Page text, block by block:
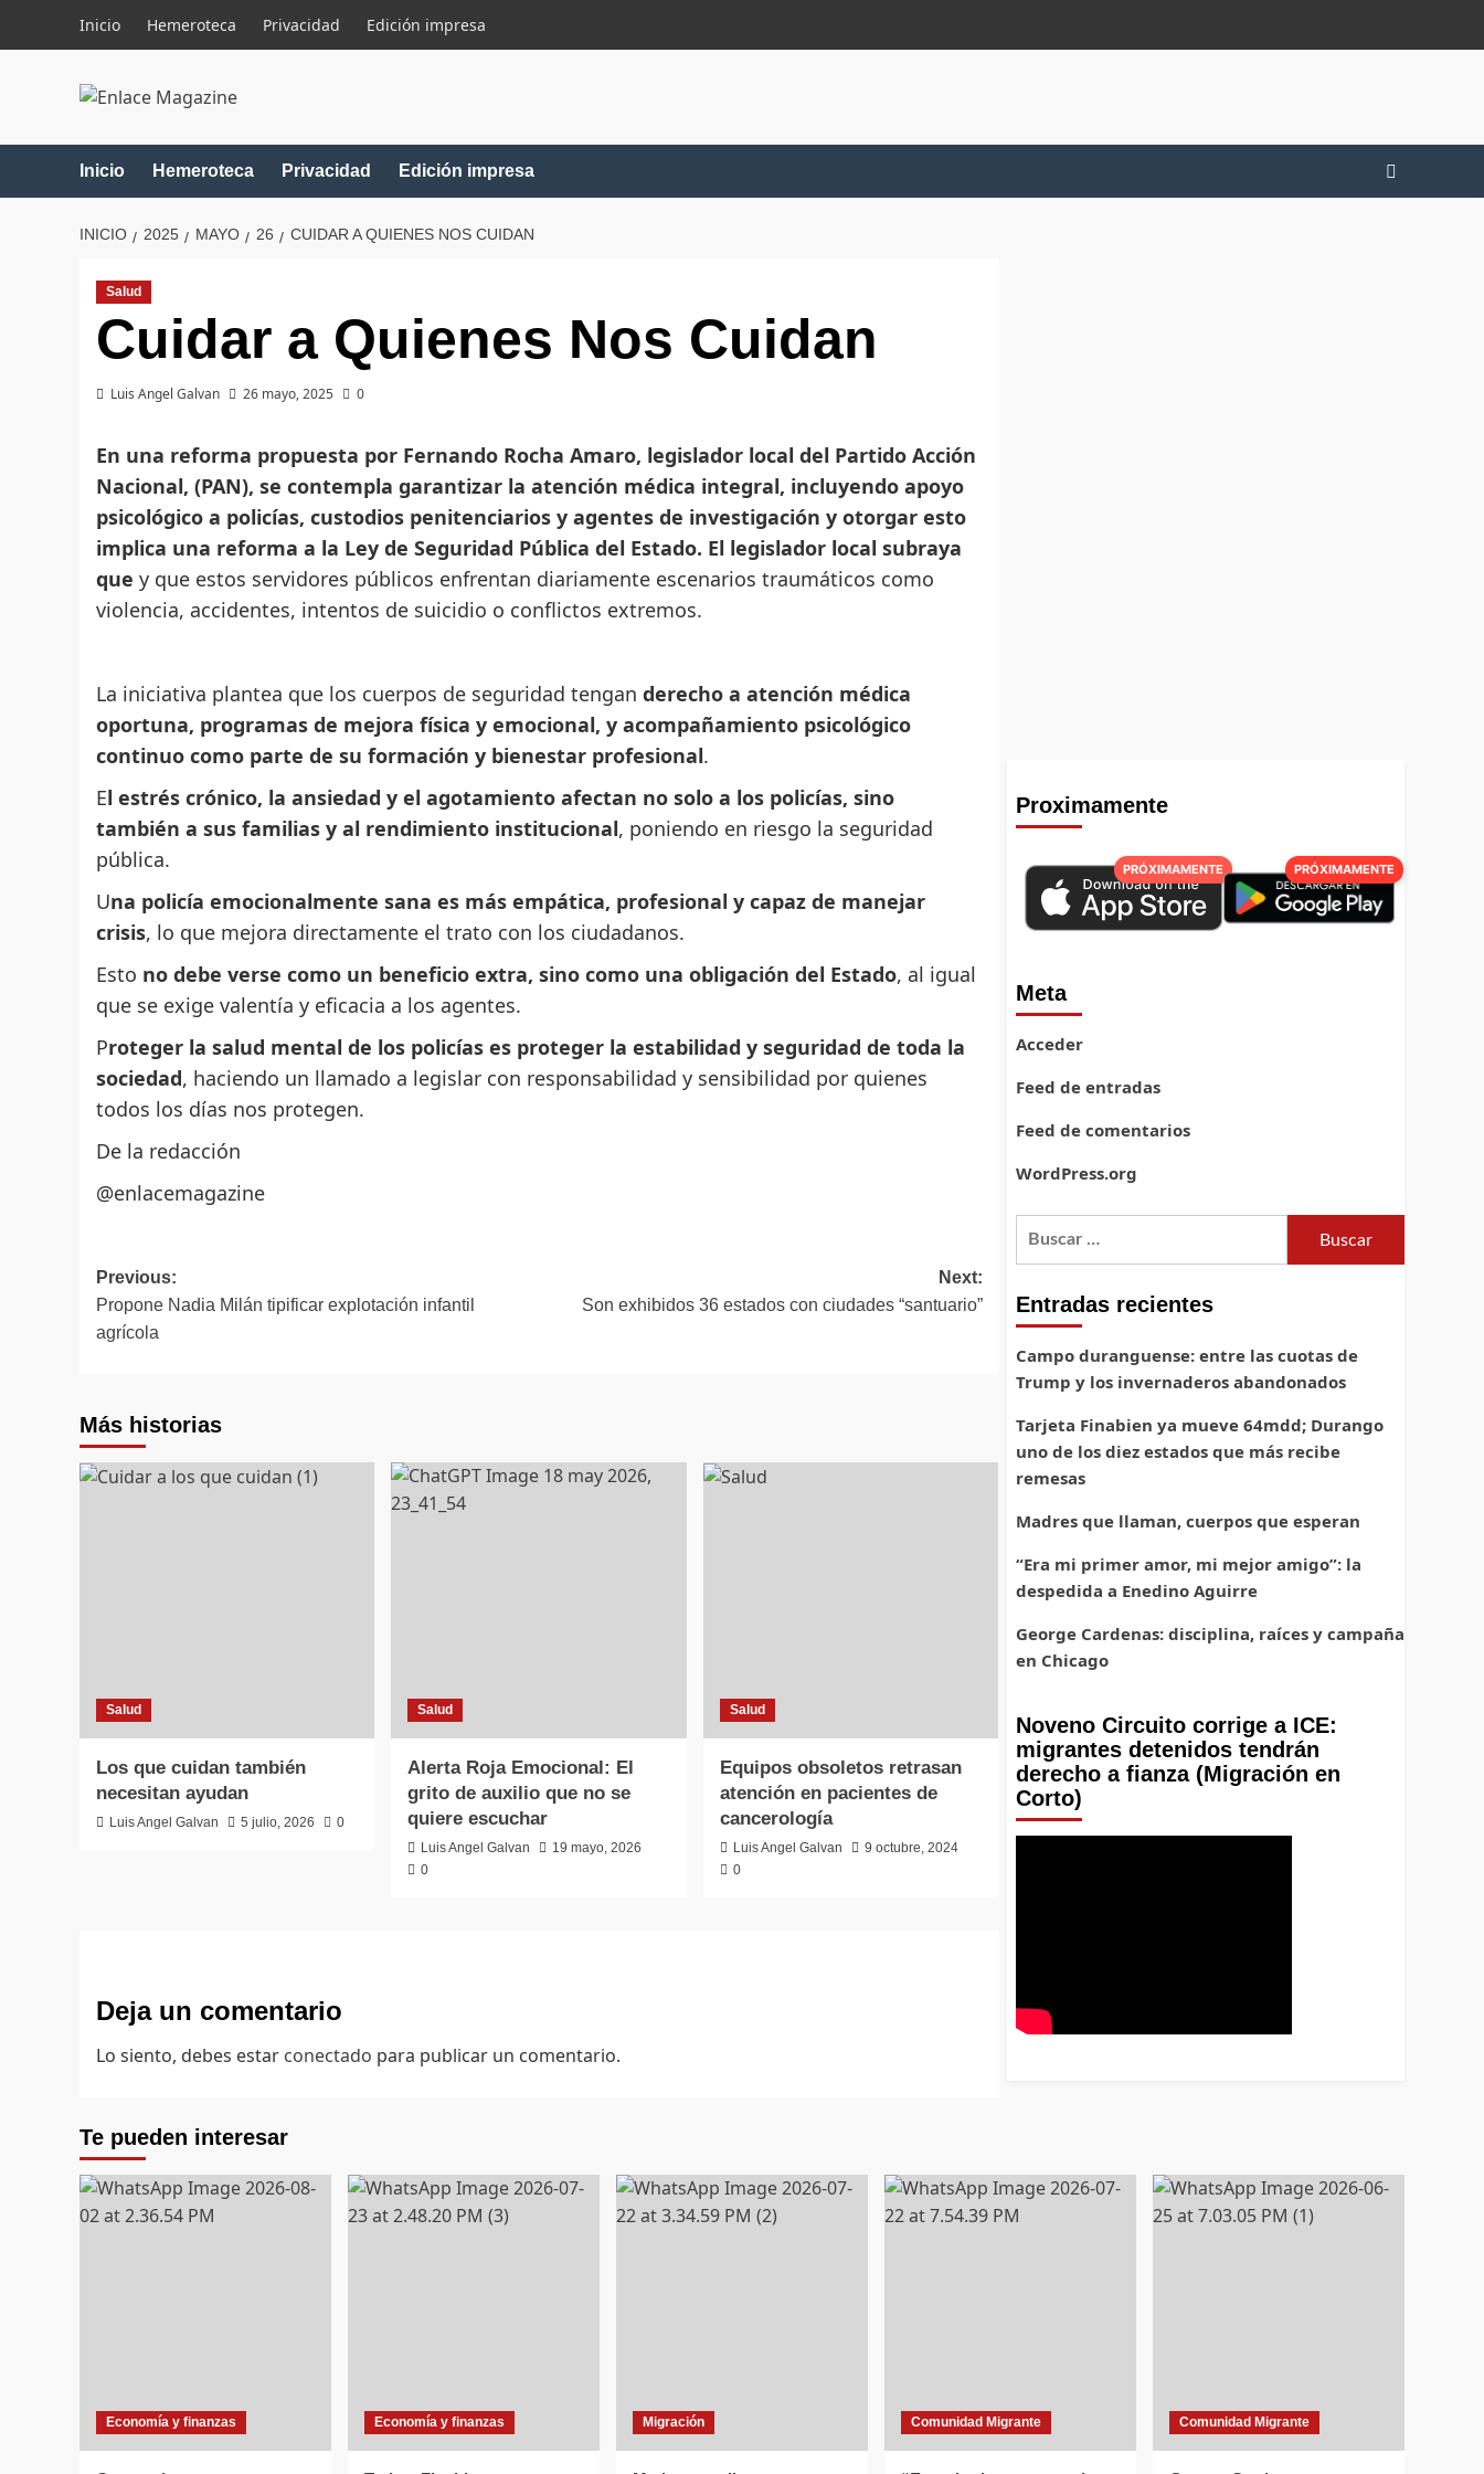
Inicio Hemeroteca Privacidad Edición impresa
Inicio Hemeroteca Privacidad Edición impresa
INICIO 2025 MAYO 26 CUIDAR A QUIENES NOS CUIDAN
Salud
Cuidar a Quienes Nos Cuidan
Luis Angel Galvan 26 mayo, 2025 0
En una reforma propuesta por Fernando Rocha Amaro, legislador local del Partido Acción
Nacional, (PAN), se contempla garantizar la atención médica integral, incluyendo apoyo
psicológico a policías, custodios penitenciarios y agentes de investigación y otorgar esto
implica una reforma a la Ley de Seguridad Pública del Estado. El legislador local subraya
que y que estos servidores públicos enfrentan diariamente escenarios traumáticos como
violencia, accidentes, intentos de suicidio o conflictos extremos.
La iniciativa plantea que los cuerpos de seguridad tengan derecho a atención médica
oportuna, programas de mejora física y emocional, y acompañamiento psicológico
continuo como parte de su formación y bienestar profesional.
El estrés crónico, la ansiedad y el agotamiento afectan no solo a los policías, sino
también a sus familias y al rendimiento institucional, poniendo en riesgo la seguridad
pública.
Una policía emocionalmente sana es más empática, profesional y capaz de manejar
crisis, lo que mejora directamente el trato con los ciudadanos.
Esto no debe verse como un beneficio extra, sino como una obligación del Estado, al igual
que se exige valentía y eficacia a los agentes.
Proteger la salud mental de los policías es proteger la estabilidad y seguridad de toda la
sociedad, haciendo un llamado a legislar con responsabilidad y sensibilidad por quienes
todos los días nos protegen.
De la redacción
@enlacemagazine
Post
navigation
Previous:
Propone Nadia Milán tipificar explotación infantil
agrícola
Next:
Son exhibidos 36 estados con ciudades “santuario”
Más historias
Salud
Los que cuidan también
necesitan ayudan
Luis Angel Galvan 5 julio, 2026 0
Salud
Alerta Roja Emocional: El
grito de auxilio que no se
quiere escuchar
Luis Angel Galvan
19 mayo, 2026
0
Salud
Equipos obsoletos retrasan
atención en pacientes de
cancerología
Luis Angel Galvan
9 octubre, 2024
0
Deja un comentario
Lo siento, debes estar conectado para publicar un comentario.
Proximamente
PRÓXIMAMENTE PRÓXIMAMENTE
Meta
Acceder
Feed de entradas
Feed de comentarios
WordPress.org
Buscar:
Entradas recientes
Campo duranguense: entre las cuotas de
Trump y los invernaderos abandonados
Tarjeta Finabien ya mueve 64mdd; Durango
uno de los diez estados que más recibe
remesas
Madres que llaman, cuerpos que esperan
“Era mi primer amor, mi mejor amigo”: la
despedida a Enedino Aguirre
George Cardenas: disciplina, raíces y campaña
en Chicago
Noveno Circuito corrige a ICE:
migrantes detenidos tendrán
derecho a fianza (Migración en
Corto)
Te pueden interesar
Economía y finanzas Economía y finanzas Migración Comunidad Migrante Comunidad Migrante